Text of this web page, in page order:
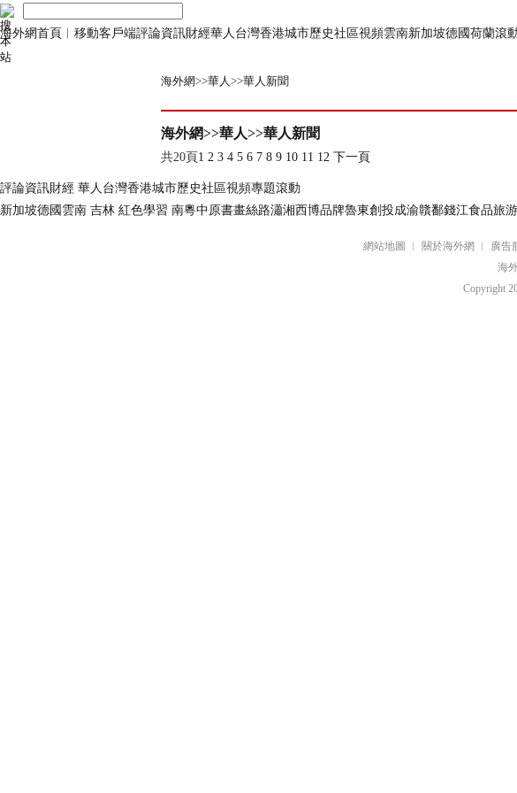
海外網首頁 移動客戶端評論資訊財經華人 台灣香港城市歷史社區視頻雲南新加坡德國荷蘭滾
海外網>>華人>>華人新聞
海外網>>華人>>華人新聞
共20頁 1 2 3 4 5 6 7 8 9 10 11 12 下一頁
評論資訊財經 華人 台灣香港城市歷史社區視頻專題滾動
新加坡德國 雲南 吉林 紅色學習 南粵中原書畫絲路瀟湘西博品牌魯東創投成渝贛鄱錢江食品旅游
網站地圖 ︱ 關於海外網 ︱ 廣告
海
Copyright